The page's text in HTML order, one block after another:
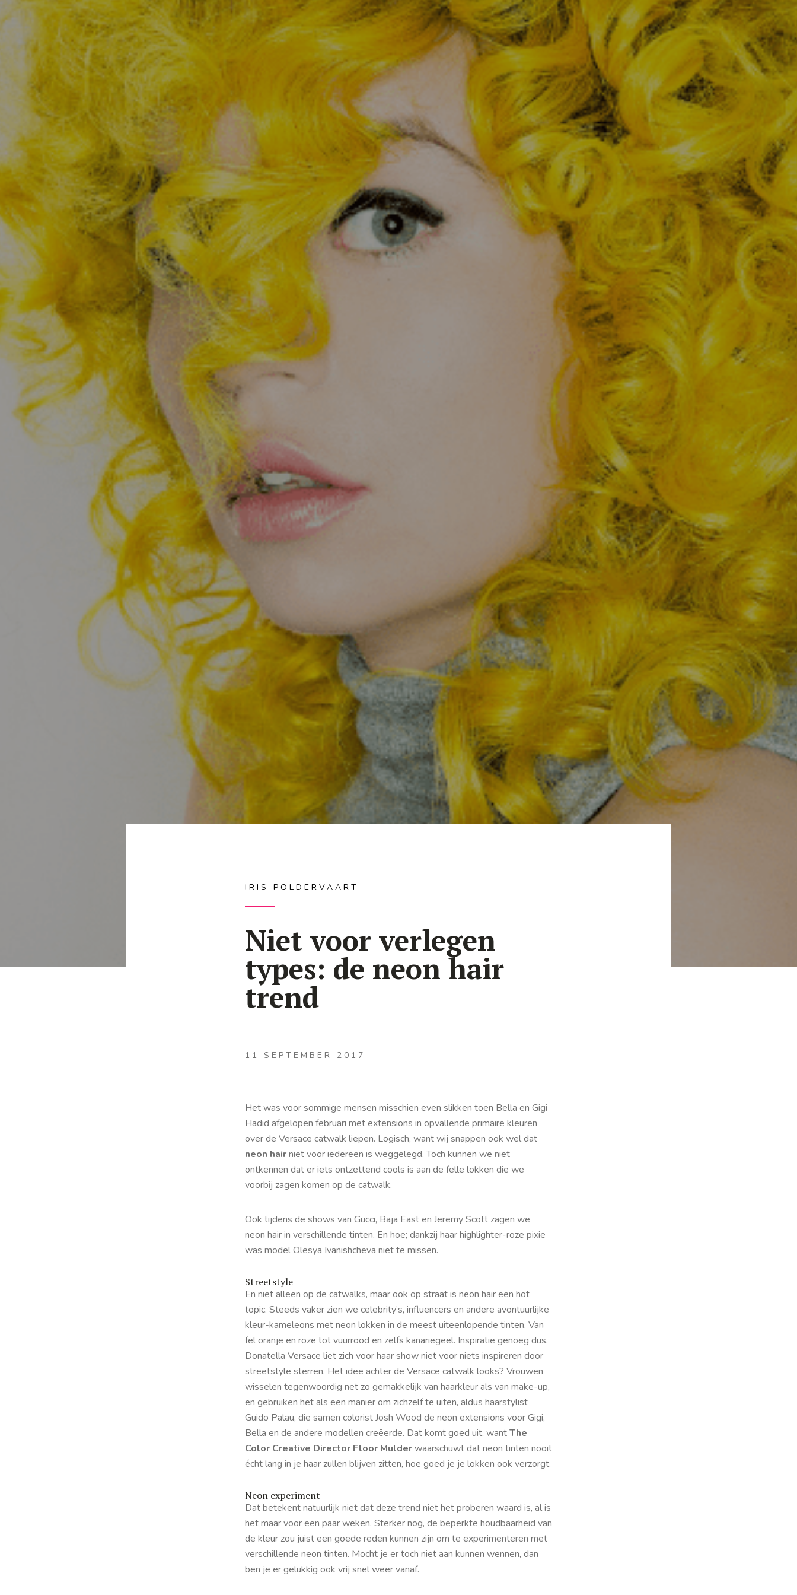
IRIS POLDERVAART
Niet voor verlegen
types: de neon hair
trend
11 SEPTEMBER 2017
Het was voor sommige mensen misschien even slikken toen Bella en Gigi
Hadid afgelopen februari met extensions in opvallende primaire kleuren
over de Versace catwalk liepen. Logisch, want wij snappen ook wel dat
neon hairniet voor iedereen is weggelegd. Toch kunnen we niet
ontkennen dat er iets ontzettend cools is aan de felle lokken die we
voorbij zagen komen op de catwalk.
Ook tijdens de shows van Gucci, Baja East en Jeremy Scott zagen we
neon hair in verschillende tinten. En hoe; dankzij haar highlighter-roze pixie
was modelOlesya Ivanishcheva niet te missen.
Streetstyle
En niet alleen op de catwalks, maar ook op straat is neon hair een hot
topic. Steeds vaker zien we celebrity’s, influencers en andere avontuurlijke
kleur-kameleons met neon lokken in de meest uiteenlopende tinten. Van
fel oranje en roze tot vuurrood en zelfs kanariegeel. Inspiratie genoeg dus.
Donatella Versace liet zich voor haar show niet voor niets inspireren door
streetstyle sterren. Het idee achter de Versace catwalk looks? Vrouwen
wisselen tegenwoordig net zo gemakkelijk van haarkleur als van make-up,
en gebruiken het als een manier om zichzelf te uiten, aldus haarstylist
Guido Palau, die samen colorist Josh Wood de neon extensions voor Gigi,
Bella en de andere modellen creëerde. Dat komt goed uit, wantThe
Color Creative Director Floor Mulderwaarschuwt dat neon tinten nooit
écht lang in je haar zullen blijven zitten, hoe goed je je lokken ook verzorgt.
Neon experiment
Dat betekent natuurlijk niet dat deze trend niet het proberen waard is, al is
het maar voor een paar weken. Sterker nog, de beperkte houdbaarheid van
de kleur zou juist een goede reden kunnen zijn om te experimenteren met
verschillende neon tinten. Mocht je er toch niet aan kunnen wennen, dan
ben je er gelukkig ook vrij snel weer vanaf.